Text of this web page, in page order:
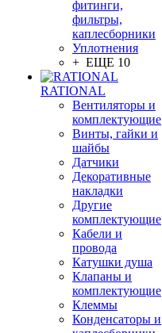
фитинги,
фильтры,
каплесборники
Уплотнения
+ ЕЩЕ 10
RATIONAL
Вентиляторы и
комплектующие
Винты, гайки и
шайбы
Датчики
Декоративные
накладки
Другие
комплектующие
Кабели и
провода
Катушки душа
Клапаны и
комплектующие
Клеммы
Конденсаторы и